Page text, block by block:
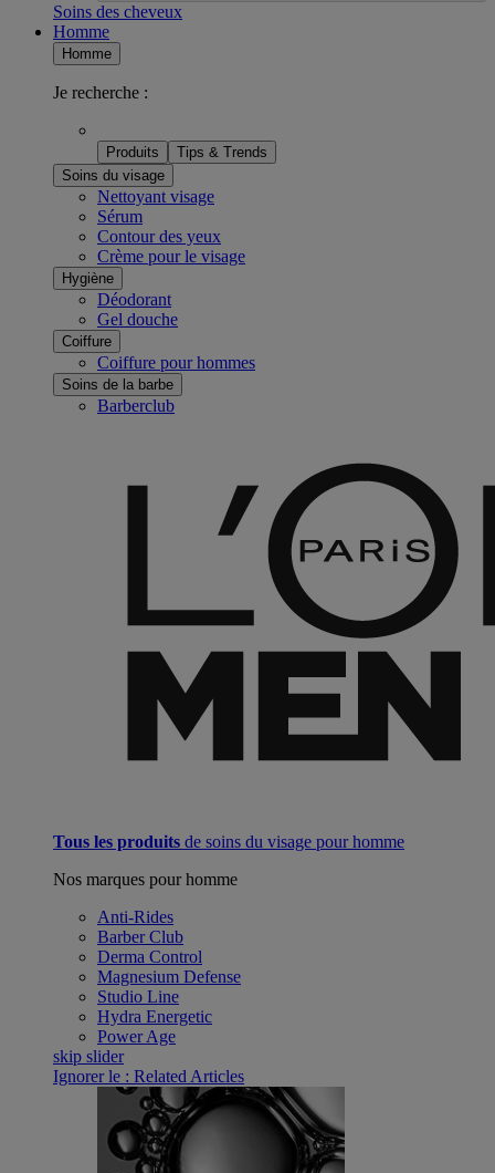
Soins des cheveux
Homme
Homme
Je recherche :
Produits
Tips & Trends
Soins du visage
Nettoyant visage
Sérum
Contour des yeux
Crème pour le visage
Hygiène
Déodorant
Gel douche
Coiffure
Coiffure pour hommes
Soins de la barbe
Barberclub
Tous les produits de soins du visage pour homme
Nos marques pour homme
Anti-Rides
Barber Club
Derma Control
Magnesium Defense
Studio Line
Hydra Energetic
Power Age
skip slider
Ignorer le : Related Articles